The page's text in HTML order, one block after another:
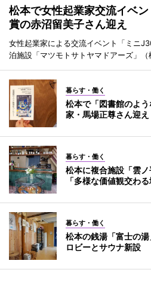
松本で女性起業家交流イベ
賞の赤沼留美子さん迎え
女性起業家による交流イベント「ミニ
泊施設「マツモトサトヤマドアーズ」（
暮らす・働く
松本で「図書館のよ
家・馬場正尊さん迎え
暮らす・働く
松本に複合施設「雲
「多様な価値観交わ
暮らす・働く
松本の銭湯「富士の
ロビーとサウナ新設